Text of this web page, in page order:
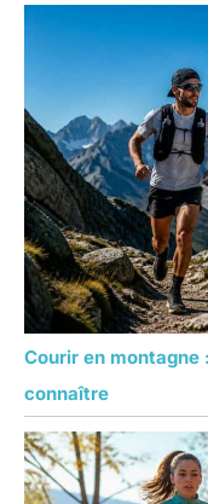
Courir en montagne
connaître